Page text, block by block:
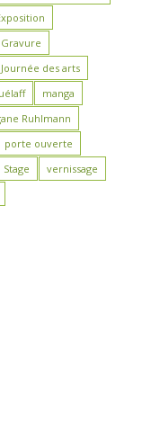
Gravure
Journée des arts
manga
Ruhlmann
porte ouverte
Stage
vernissage